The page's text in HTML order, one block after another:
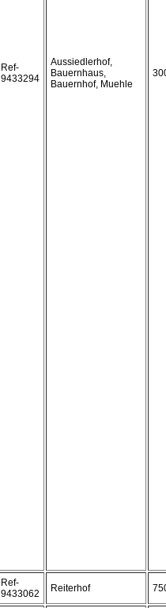
Ref-
9433294
Aussiedlerhof,
Bauernhaus,
Bauernhof, Muehle
Ref-
9433062
Reiterhof